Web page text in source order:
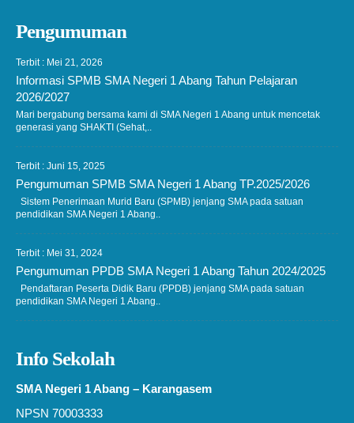
Pengumuman
Terbit : Mei 21, 2026
Informasi SPMB SMA Negeri 1 Abang Tahun Pelajaran
2026/2027
Mari bergabung bersama kami di SMA Negeri 1 Abang untuk mencetak
generasi yang SHAKTI (Sehat,..
Terbit : Juni 15, 2025
Pengumuman SPMB SMA Negeri 1 Abang TP.2025/2026
Sistem Penerimaan Murid Baru (SPMB) jenjang SMA pada satuan
pendidikan SMA Negeri 1 Abang..
Terbit : Mei 31, 2024
Pengumuman PPDB SMA Negeri 1 Abang Tahun 2024/2025
Pendaftaran Peserta Didik Baru (PPDB) jenjang SMA pada satuan
pendidikan SMA Negeri 1 Abang..
Info Sekolah
SMA Negeri 1 Abang – Karangasem
NPSN 70003333